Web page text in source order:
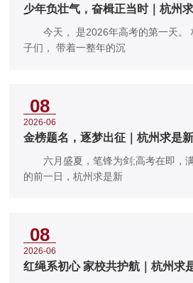
少年负壮气，奋楫正当时｜杭州
子，高考首日出征全记录
今天， 是2026年高考的第一天。
子们， 带着一整年的沉
08
2026-06
金榜题名，逐梦出征｜杭州求是
航，为全体高复学子高考加油
六月盛夏，笔锋为剑;高考在即，
的前一日，杭州求是新
08
2026-06
红绳系初心 家校共护航｜杭州求